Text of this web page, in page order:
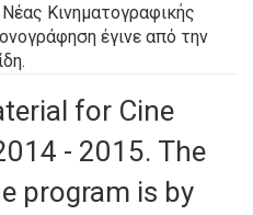
Κινηματογραφικής
έγινε από την
for Cine
- 2015. The
program is by